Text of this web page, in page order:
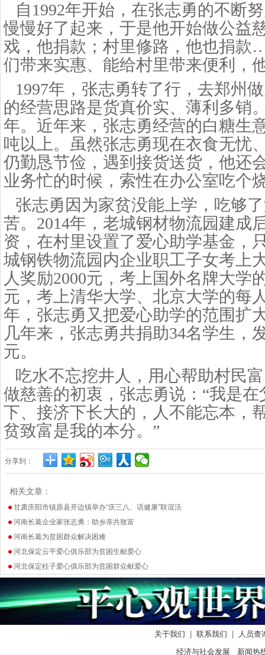
自1992年开始，在张志勇的不断
慢慢好了起来，于是他开始做公益
戏，他捐款；村里修路，他也捐
们带来实惠、能给村里带来便利，
1997年，张志勇转了行，去郑州
的经营思路是货真价实、薄利多销
年。近年来，张志勇经营的白糖生
吨以上。虽然张志勇现在衣食无忧
仍勤恳节俭，遇到接货送货，他还
业务忙的时候，索性在办公室吃个
张志勇因为家贫没能上学，吃够
苦。 2014年，老城钢材物流园建成
资，在村里设置了爱心助学基金，
城钢铁物流园内企业职工子女考上
人奖励2000元，考上国外名牌大学
元，考上清华大学、北京大学的每
年，张志勇又把爱心助学的范围扩
几年来，张志勇共捐助34名学生，
元。
吃水不忘挖井人，用心帮助村民
做慈善的初衷，张志勇说： “我是
下、接济下长大的，人不能忘本，
贫致富是我的本分。”
分享到：
相关文章：
甘肃庆阳市镇原县开边镇举办“庆三八、话健康”联谊活
河南长葛企业家张志勇：助乡亲共致富
河南长葛为贫困群众解决困难
河北保定云平爱心俱乐部为贫困生献爱心
河北保定柱子爱心俱乐部为贫困群众献爱心
关于我们 联系我们
人员查
经济与社会发展 新闻